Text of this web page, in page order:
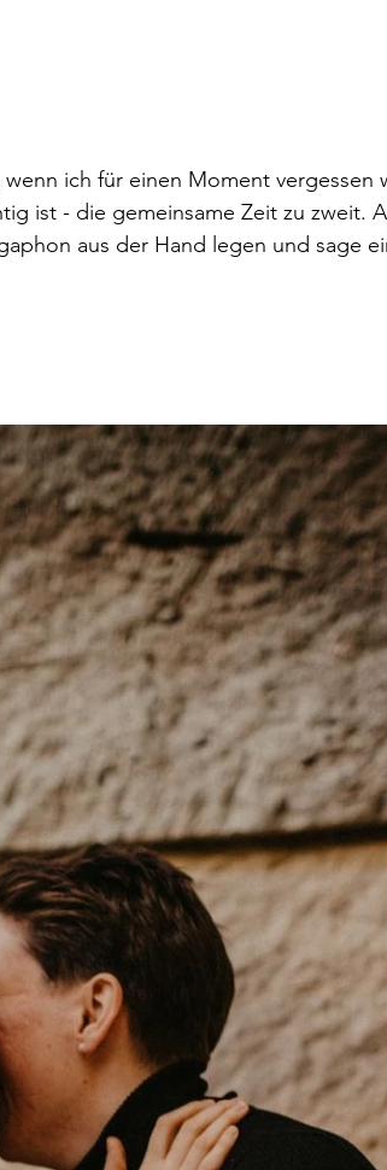
ich für einen Moment vergessen
ist - die gemeinsame Zeit zu zweit.
aus der Hand legen und sage